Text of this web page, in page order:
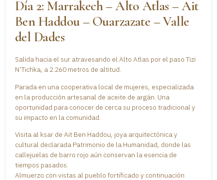
Día 2: Marrakech – Alto Atlas – Ait
Ben Haddou – Ouarzazate – Valle
del Dades
Salida hacia el sur atravesando el Alto Atlas por el paso Tizi
N’Tichka, a 2.260 metros de altitud.
Parada en una cooperativa local de mujeres, especializada
en la producción artesanal de aceite de argán. Una
oportunidad para conocer de cerca su proceso tradicional y
su impacto en la comunidad.
Visita al ksar de Ait Ben Haddou, joya arquitectónica y
cultural declarada Patrimonio de la Humanidad, donde las
callejuelas de barro rojo aún conservan la esencia de
tiempos pasados.
Almuerzo con vistas al pueblo fortificado y continuación